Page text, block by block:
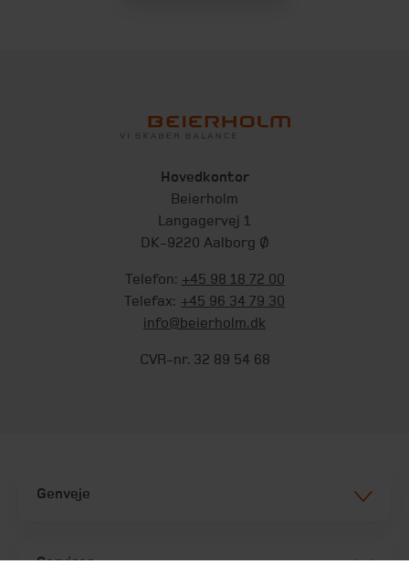
Hovedkontor
Beierholm
Langagervej 1
DK-9220 Aalborg Ø
Telefon: +45 98 18 72 00
Telefax: +45 96 34 79 30
info@beierholm.dk
CVR-nr. 32 89 54 68
Genveje
Services